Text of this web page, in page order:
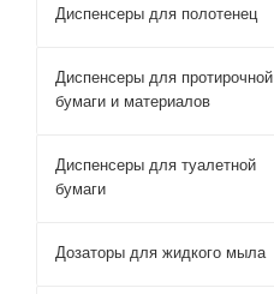
Диспенсеры для полотенец
Диспенсеры для протирочной
бумаги и материалов
Диспенсеры для туалетной
бумаги
Дозаторы для жидкого мыла